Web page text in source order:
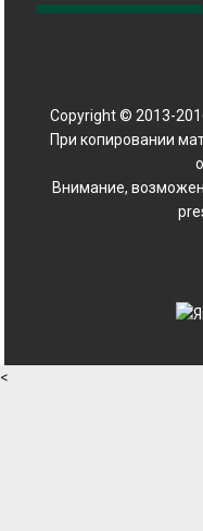
Copyright © 2013-
При копировании
Внимание,
<